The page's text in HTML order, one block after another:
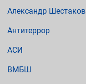
Александр Шестаков
Антитеррор
АСИ
ВМБШ